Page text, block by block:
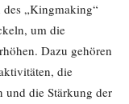
„Kingmaking“
um die
Dazu gehören
die
und die Stärkung der